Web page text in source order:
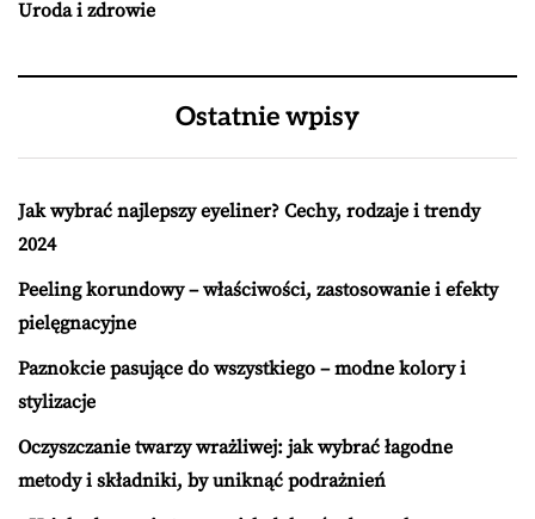
Uroda i zdrowie
Ostatnie wpisy
Jak wybrać najlepszy eyeliner? Cechy, rodzaje i trendy
2024
Peeling korundowy – właściwości, zastosowanie i efekty
pielęgnacyjne
Paznokcie pasujące do wszystkiego – modne kolory i
stylizacje
Oczyszczanie twarzy wrażliwej: jak wybrać łagodne
metody i składniki, by uniknąć podrażnień